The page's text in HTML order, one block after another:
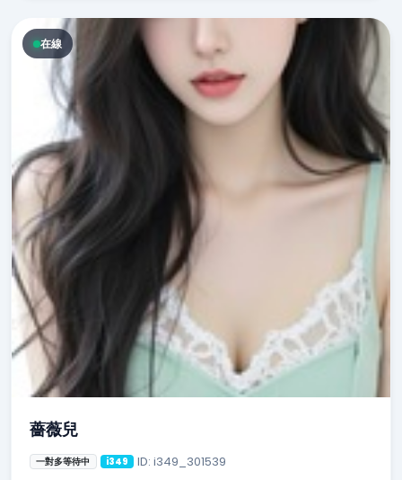
在線
薔薇兒
一對多等待中 i349 ID: i349_301539